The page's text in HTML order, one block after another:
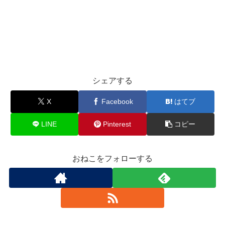
シェアする
X Facebook はてブ
LINE Pinterest コピー
おねこをフォローする